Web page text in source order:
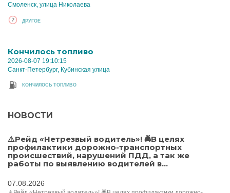
Смоленск, улица Николаева
ДРУГОЕ
Кончилось топливо
2026-08-07 19:10:15
Санкт-Петербург, Кубинская улица
КОНЧИЛОСЬ ТОПЛИВО
НОВОСТИ
⚠️Рейд «Нетрезвый водитель»! 🚔В целях
профилактики дорожно-транспортных
происшествий, нарушений ПДД, а так же
работы по выявлению водителей в...
07.08.2026